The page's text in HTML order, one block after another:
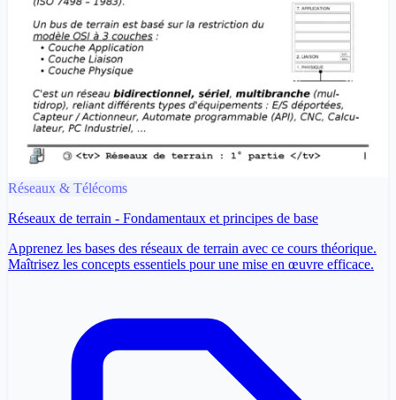
Réseaux & Télécoms
Réseaux de terrain - Fondamentaux et principes de base
Apprenez les bases des réseaux de terrain avec ce cours théorique.
Maîtrisez les concepts essentiels pour une mise en œuvre efficace.